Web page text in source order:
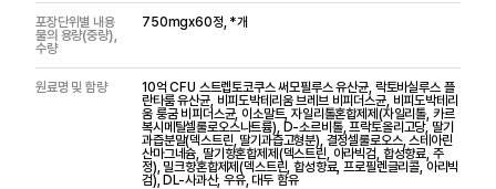
포장단위별 내용
물의 용량(중량),
수량
750mgx60정, *개
원료명 및 함량
10억 CFU 스트렙토코쿠스 써모필루스 유산균, 락토바실루스 플
란타룸 유산균, 비피도박테리움 브레브 비피더스균, 비피도박테리
움 룽굼 비피더스균, 이소말트, 자일리톨혼합제제(자일리톨, 카르
복시메틸셀룰로오스나트륨), D-소르비톨, 프락토올리고당, 딸기
과즙분말(덱스트린, 딸기과즙고형분), 결정셀룰로오스, 스테아린
산마그네슘, 딸기향혼합제제(덱스트린, 아라빅검, 합성향료, 주
정), 밀크향혼합제제(덱스트린, 합성향료, 프로필렌글리콜, 아리빅
검), DL-사과산, 우유, 대두 함유